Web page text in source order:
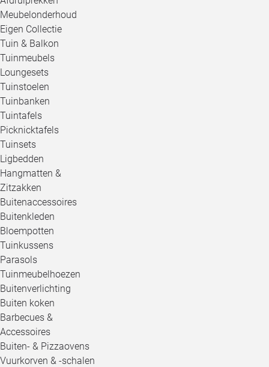
Meubelonderhoud
Eigen Collectie
Tuin & Balkon
Tuinmeubels
Loungesets
Tuinstoelen
Tuinbanken
Tuintafels
Picknicktafels
Tuinsets
Ligbedden
Hangmatten &
Zitzakken
Buitenaccessoires
Buitenkleden
Bloempotten
Tuinkussens
Parasols
Tuinmeubelhoezen
Buitenverlichting
Buiten koken
Barbecues &
Accessoires
Buiten- & Pizzaovens
Vuurkorven & -schalen